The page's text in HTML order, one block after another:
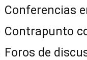
Conferencias
Contrapunto
Foros de